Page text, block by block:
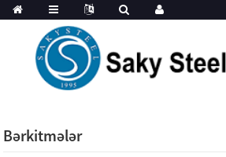
Bərkitmələr